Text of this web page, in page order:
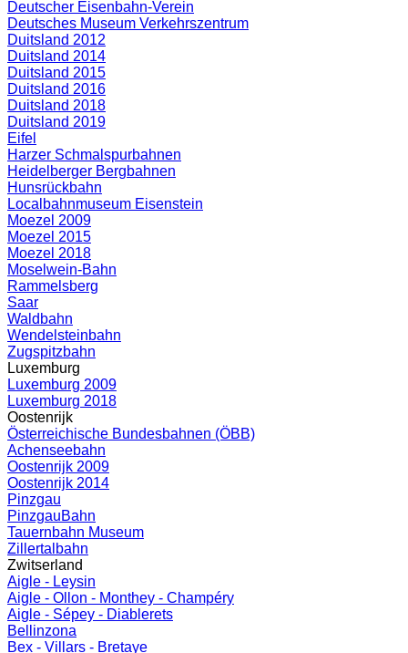
Deutscher Eisenbahn-Verein
Deutsches Museum Verkehrszentrum
Duitsland 2012
Duitsland 2014
Duitsland 2015
Duitsland 2016
Duitsland 2018
Duitsland 2019
Eifel
Harzer Schmalspurbahnen
Heidelberger Bergbahnen
Hunsrückbahn
Localbahnmuseum Eisenstein
Moezel 2009
Moezel 2015
Moezel 2018
Moselwein-Bahn
Rammelsberg
Saar
Waldbahn
Wendelsteinbahn
Zugspitzbahn
Luxemburg
Luxemburg 2009
Luxemburg 2018
Oostenrijk
Österreichische Bundesbahnen (ÖBB)
Achenseebahn
Oostenrijk 2009
Oostenrijk 2014
Pinzgau
PinzgauBahn
Tauernbahn Museum
Zillertalbahn
Zwitserland
Aigle - Leysin
Aigle - Ollon - Monthey - Champéry
Aigle - Sépey - Diablerets
Bellinzona
Bex - Villars - Bretaye